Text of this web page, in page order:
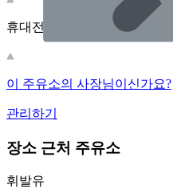
휴대전화 카메라로 찍어보세요
이 주유소의 사장님이신가요?
관리하기
장소 근처 주유소
휘발유